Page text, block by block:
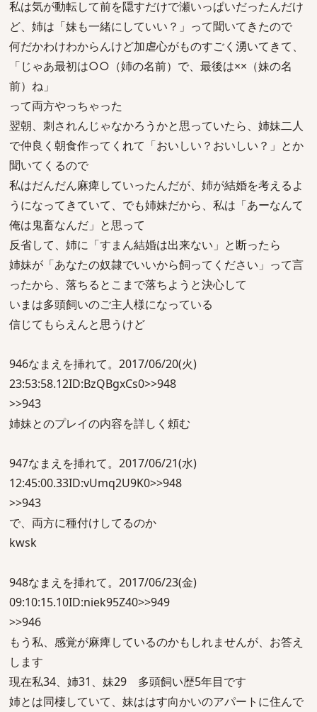
私は気が動転して前を隠すだけで瀬いっぱいだったんだけ
ど、姉は「妹も一緒にしていい？」って聞いてきたので
何だかわけわからんけど加虐心がものすごく湧いてきて、
「じゃあ最初は○○（姉の名前）で、最後は××（妹の名
前）ね」
って両方やっちゃった
翌朝、刺されんじゃなかろうかと思っていたら、姉妹二人
で仲良く朝食作ってくれて「おいしい？おいしい？」とか
聞いてくるので
私はだんだん麻痺していったんだが、姉が結婚を考えるよ
うになってきていて、でも姉妹だから、私は「あーなんて
俺は鬼畜なんだ」と思って
反省して、姉に「すまん結婚は出来ない」と断ったら
姉妹が「あなたの奴隷でいいから飼ってください」って言
ったから、落ちるとこまで落ちようと決心して
いまは多頭飼いのご主人様になっている
信じてもらえんと思うけど
946なまえを挿れて。2017/06/20(火)
23:53:58.12ID:BzQBgxCs0>>948
>>943
姉妹とのプレイの内容を詳しく頼む
947なまえを挿れて。2017/06/21(水)
12:45:00.33ID:vUmq2U9K0>>948
>>943
で、両方に種付けしてるのか
kwsk
948なまえを挿れて。2017/06/23(金)
09:10:15.10ID:niek95Z40>>949
>>946
もう私、感覚が麻痺しているのかもしれませんが、お答え
します
現在私34、姉31、妹29 多頭飼い歴5年目です
姉とは同棲していて、妹ははす向かいのアパートに住んで